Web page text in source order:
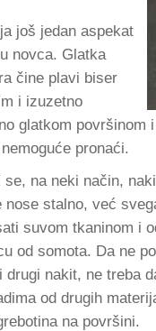
još jedan aspekat
novca. Glatka
čine plavi biser
i izuzetno
glatkom površinom
pronaći.
na neki način,
nose stalno, već
suvom tkaninom i
od somota. Da ne
drugi nakit, ne treba
od drugih
na površini.